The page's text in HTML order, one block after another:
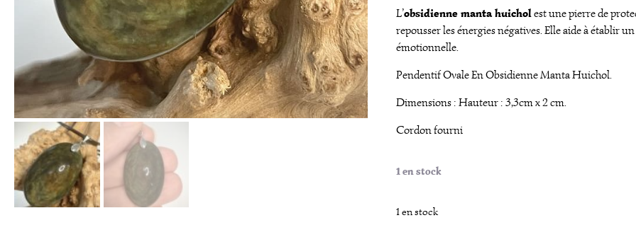
L’obsidienne manta huicholest une pierre de
repousser les énergies négatives. Elle aide à établir
émotionnelle.
Pendentif Ovale En Obsidienne Manta Huichol.
Dimensions : Hauteur : 3,3cm x 2 cm.
Cordon fourni
1 en stock
1 en stock